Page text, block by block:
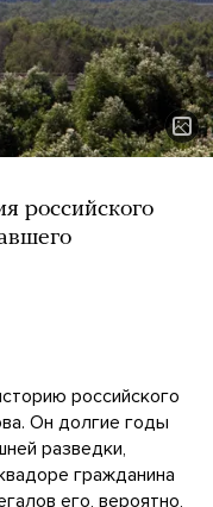
российского
российского
Он долгие годы
разведки,
гражданина
его, вероятно,